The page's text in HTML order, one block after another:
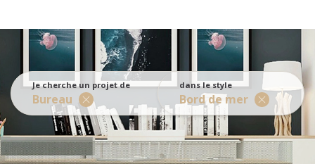
Balcon / Terrasse
WC
Je cherche un projet de
Bureau
dans le style
Bord de mer